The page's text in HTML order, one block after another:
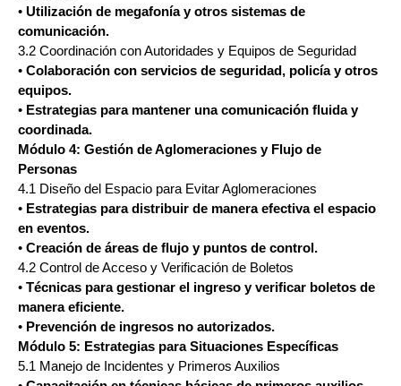
• Utilización de megafonía y otros sistemas de
comunicación.
3.2 Coordinación con Autoridades y Equipos de Seguridad
• Colaboración con servicios de seguridad, policía y otros
equipos.
• Estrategias para mantener una comunicación fluida y
coordinada.
Módulo 4: Gestión de Aglomeraciones y Flujo de
Personas
4.1 Diseño del Espacio para Evitar Aglomeraciones
• Estrategias para distribuir de manera efectiva el espacio
en eventos.
• Creación de áreas de flujo y puntos de control.
4.2 Control de Acceso y Verificación de Boletos
• Técnicas para gestionar el ingreso y verificar boletos de
manera eficiente.
• Prevención de ingresos no autorizados.
Módulo 5: Estrategias para Situaciones Específicas
5.1 Manejo de Incidentes y Primeros Auxilios